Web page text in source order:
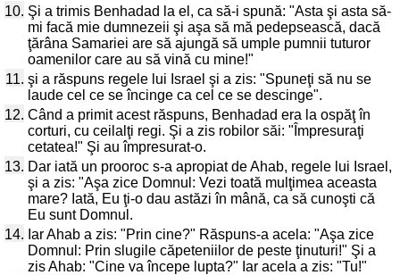
10. Şi a trimis Benhadad la el, ca să-i spună: "Asta şi asta să-
mi facă mie dumnezeii şi aşa să mă pedepsească, dacă
ţărâna Samariei are să ajungă să umple pumnii tuturor
oamenilor care au să vină cu mine!"
11. şi a răspuns regele lui Israel şi a zis: "Spuneţi să nu se
laude cel ce se încinge ca cel ce se descinge".
12. Când a primit acest răspuns, Benhadad era la ospăţ în
corturi, cu ceilalţi regi. Şi a zis robilor săi: "Împresuraţi
cetatea!" Şi au împresurat-o.
13. Dar iată un prooroc s-a apropiat de Ahab, regele lui Israel,
şi a zis: "Aşa zice Domnul: Vezi toată mulţimea aceasta
mare? Iată, Eu ţi-o dau astăzi în mână, ca să cunoşti că
Eu sunt Domnul.
14. Iar Ahab a zis: "Prin cine?" Răspuns-a acela: "Aşa zice
Domnul: Prin slugile căpeteniilor de peste ţinuturi!" Şi a
zis Ahab: "Cine va începe lupta?" Iar acela a zis: "Tu!"